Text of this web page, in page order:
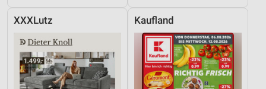
XXXLutz Kaufland